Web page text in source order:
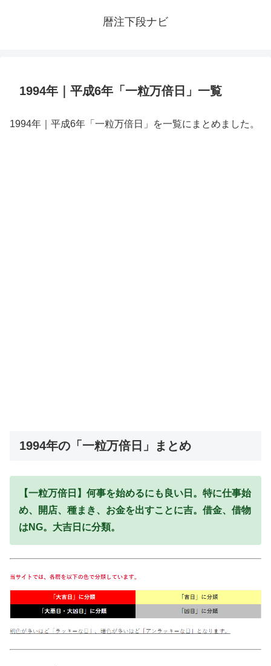
暦注下段ナビ
1994年｜平成6年「一粒万倍日」一覧
1994年｜平成6年「一粒万倍日」を一覧にまとめました。
1994年の「一粒万倍日」まとめ
【一粒万倍日】何事を始めるにも良い日。特に仕事始
め、開店、種まき、お金を出すことに吉。借金、借物
はNG。大吉日に分類。